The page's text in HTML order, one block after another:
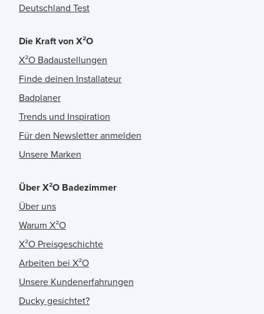
Deutschland Test
Die Kraft von X²O
X²O Badaustellungen
Finde deinen Installateur
Badplaner
Trends und Inspiration
Für den Newsletter anmelden
Unsere Marken
Über X²O Badezimmer
Über uns
Warum X²O
X²O Preisgeschichte
Arbeiten bei X²O
Unsere Kundenerfahrungen
Ducky gesichtet?